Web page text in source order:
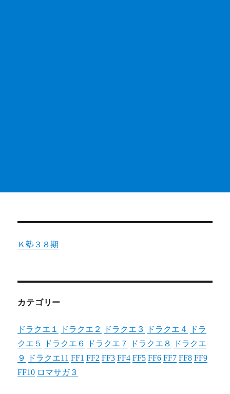
Ｋ塾３８期
カテゴリー
ドラクエ１ ドラクエ２ ドラクエ３ ドラクエ４
ドラ
クエ５
ドラクエ６ ドラクエ７ ドラクエ８
ドラクエ
９
ドラクエ11 FF1 FF2 FF3 FF4 FF5 FF6 FF7 FF8 FF9
FF10 ロマサガ３